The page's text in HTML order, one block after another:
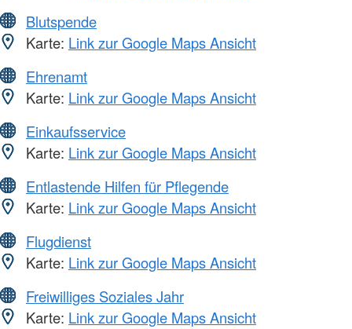
Blutspende
Karte: Link zur Google Maps Ansicht
Ehrenamt
Karte: Link zur Google Maps Ansicht
Einkaufsservice
Karte: Link zur Google Maps Ansicht
Entlastende Hilfen für Pflegende
Karte: Link zur Google Maps Ansicht
Flugdienst
Karte: Link zur Google Maps Ansicht
Freiwilliges Soziales Jahr
Karte: Link zur Google Maps Ansicht